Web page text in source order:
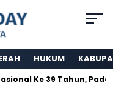
HUKUM
Ke 39 Tahun,